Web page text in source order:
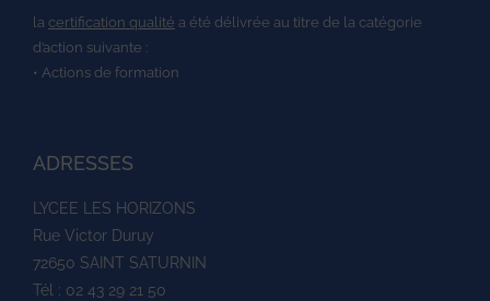
la certification qualité a été délivrée au titre de la catégorie
d’action suivante :
• Actions de formation
ADRESSES
LYCEE LES HORIZONS
Rue Victor Duruy
72650 SAINT SATURNIN
Tél : 02 43 29 21 50